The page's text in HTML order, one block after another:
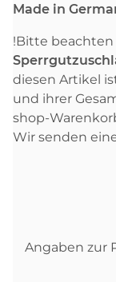
Made in
!Bitte beachten
diesen Artikel
und ihrer
shop-
Wir senden
Angaben zur